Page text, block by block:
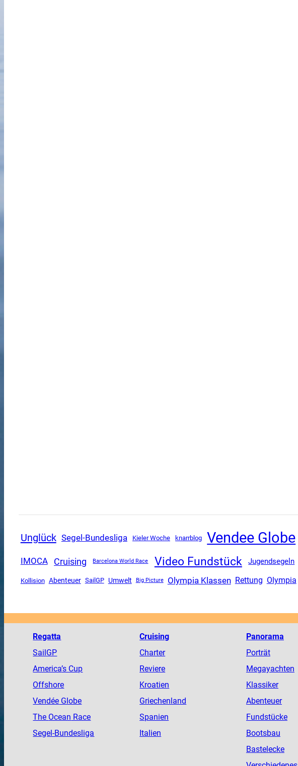
Unglück Segel-Bundesliga Kieler Woche knarrblog Vendee Globe
IMOCA Cruising Barcelona World Race Video Fundstück Jugendsegeln
Kollision Abenteuer SailGP Umwelt Big Picture Olympia Klassen Rettung Olympia
Regatta
SailGP
America’s Cup
Offshore
Vendée Globe
The Ocean Race
Segel-Bundesliga
Cruising
Charter
Reviere
Kroatien
Griechenland
Spanien
Italien
Panorama
Porträt
Megayachten
Klassiker
Abenteuer
Fundstücke
Bootsbau
Bastelecke